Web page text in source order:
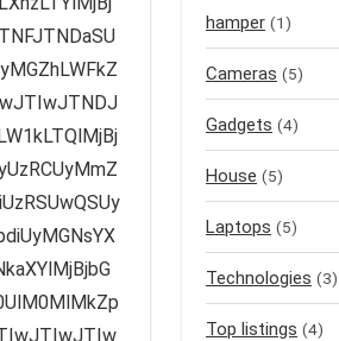
hamper (1)
Cameras (5)
Gadgets (4)
House (5)
Laptops (5)
Technologies (3)
Top listings (4)